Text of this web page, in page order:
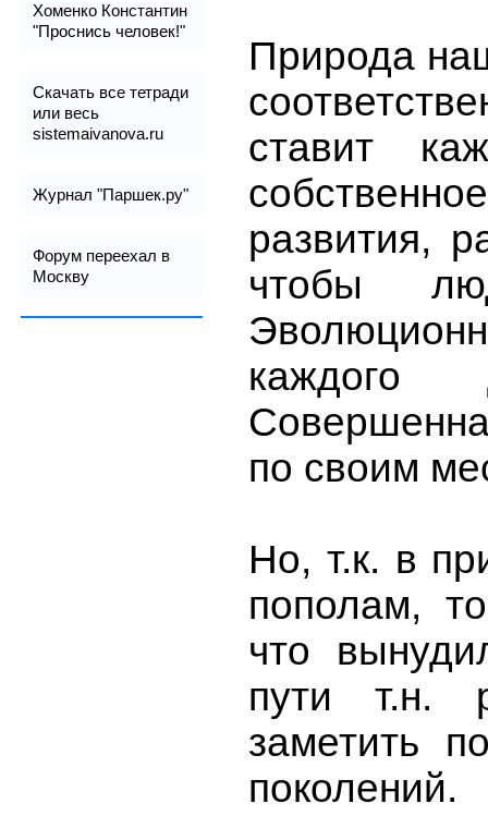
Хоменко Константин
"Проснись человек!"
Скачать все тетради
или весь
sistemaivanova.ru
Журнал "Паршек.ру"
Форум переехал в
Москву
Природа
ставит
развития,
чтобы
по своим
Но, т.к. в
пополам,
что
пути т.н.
заметить
поколений.